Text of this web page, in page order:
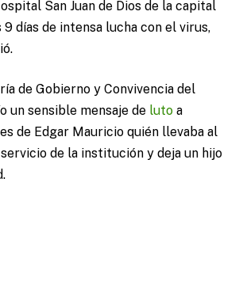
San Juan de Dios de la capital
días de intensa lucha con el virus,
de Gobierno y Convivencia del
un sensible mensaje de luto a
de Edgar Mauricio quién llevaba al
servicio de la institución y deja un hijo